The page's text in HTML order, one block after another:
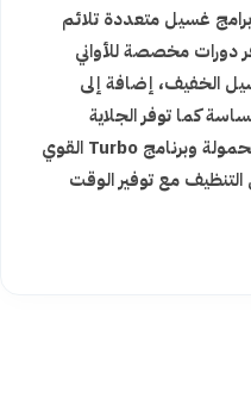
غسيل متعددة تلائم
دورات مخصصة للأواني
الخفيف، إضافة إلى
كما توفر الجلاية
أوضاعاً ذكية مثل الغسيل نصف الحمولة وبرنامج Turbo القوي
مع توفير الوقت